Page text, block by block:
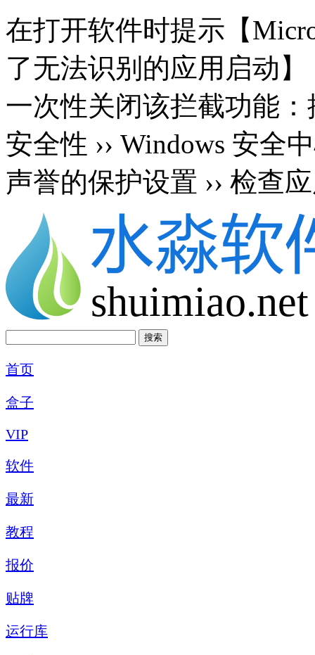
在打开软件时提示【
了无法识别的应用启动
一次性关闭该拦截功能：
安全性 ›› Windows 安全
声誉的保护设置 ›› 检查
shuimiao.net
首页
盒子
VIP
软件
最新
教程
报价
贴牌
运行库